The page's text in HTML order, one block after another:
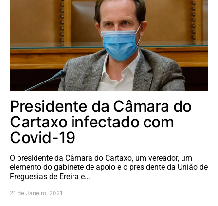
Presidente da Câmara do
Cartaxo infectado com
Covid-19
O presidente da Câmara do Cartaxo, um vereador, um
elemento do gabinete de apoio e o presidente da União de
Freguesias de Ereira e…
21 de Janeiro, 2021